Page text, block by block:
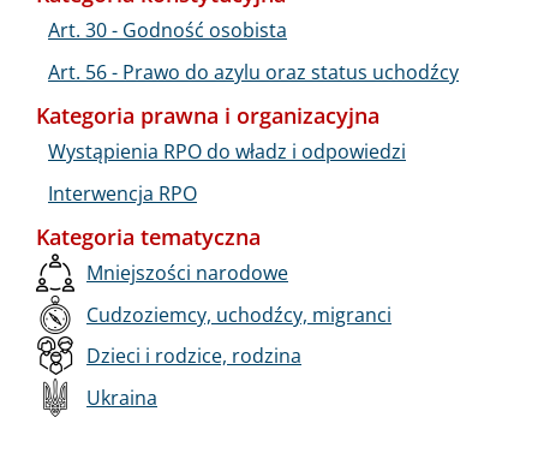
Art. 30 - Godność osobista
Art. 56 - Prawo do azylu oraz status uchodźcy
Kategoria prawna i organizacyjna
Wystąpienia RPO do władz i odpowiedzi
Interwencja RPO
Kategoria tematyczna
Mniejszości narodowe
Cudzoziemcy, uchodźcy, migranci
Dzieci i rodzice, rodzina
Ukraina